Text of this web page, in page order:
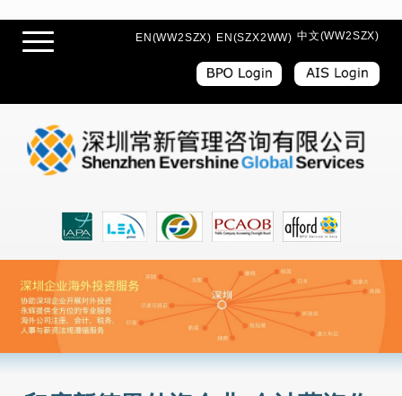
EN(WW2SZX) EN(SZX2WW) 中文(WW2SZX)